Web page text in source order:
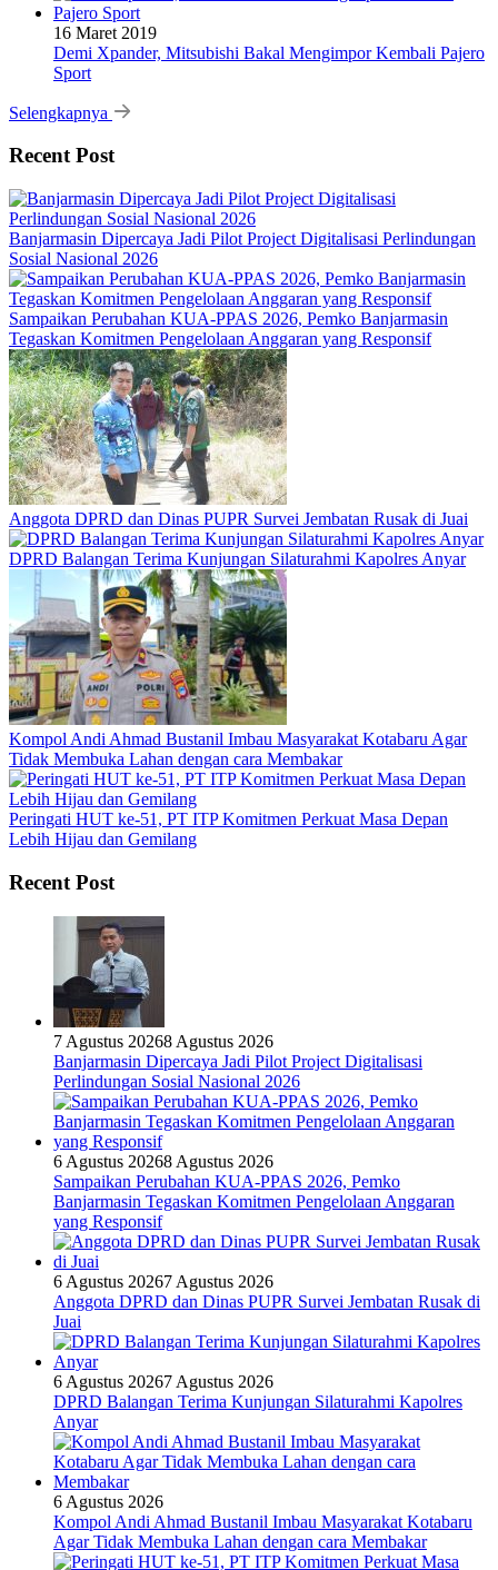
16 Maret 2019
Demi Xpander, Mitsubishi Bakal Mengimpor Kembali Pajero
Sport
Selengkapnya
Recent Post
Banjarmasin Dipercaya Jadi Pilot Project Digitalisasi Perlindungan
Sosial Nasional 2026
Sampaikan Perubahan KUA-PPAS 2026, Pemko Banjarmasin
Tegaskan Komitmen Pengelolaan Anggaran yang Responsif
Anggota DPRD dan Dinas PUPR Survei Jembatan Rusak di Juai
DPRD Balangan Terima Kunjungan Silaturahmi Kapolres Anyar
Kompol Andi Ahmad Bustanil Imbau Masyarakat Kotabaru Agar
Tidak Membuka Lahan dengan cara Membakar
Peringati HUT ke-51, PT ITP Komitmen Perkuat Masa Depan
Lebih Hijau dan Gemilang
Recent Post
7 Agustus 20268 Agustus 2026
Banjarmasin Dipercaya Jadi Pilot Project Digitalisasi
Perlindungan Sosial Nasional 2026
6 Agustus 20268 Agustus 2026
Sampaikan Perubahan KUA-PPAS 2026, Pemko
Banjarmasin Tegaskan Komitmen Pengelolaan Anggaran
yang Responsif
6 Agustus 20267 Agustus 2026
Anggota DPRD dan Dinas PUPR Survei Jembatan Rusak di
Juai
6 Agustus 20267 Agustus 2026
DPRD Balangan Terima Kunjungan Silaturahmi Kapolres
Anyar
6 Agustus 2026
Kompol Andi Ahmad Bustanil Imbau Masyarakat Kotabaru
Agar Tidak Membuka Lahan dengan cara Membakar